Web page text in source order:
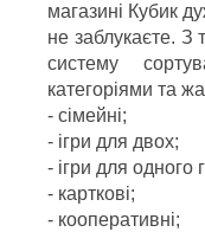
магазині Кубик
не заблукаєте. З
систему
категоріями та
- сімейні;
- ігри для двох;
- ігри для одного
- карткові;
- кооперативні;